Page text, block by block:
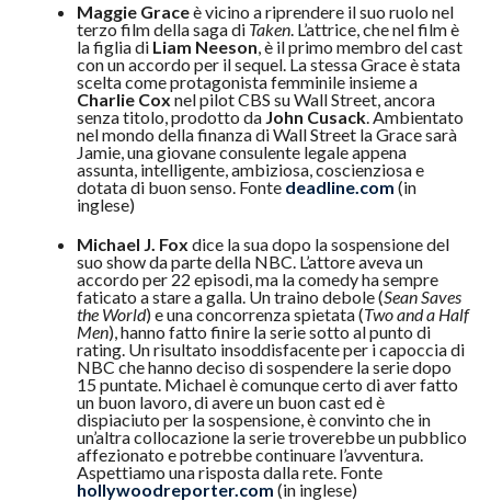
Maggie Graceè vicino a riprendere il suo ruolo nel
terzo film della saga di Taken. L’attrice, che nel film è
la figlia di Liam Neeson, è il primo membro del cast
con un accordo per il sequel. La stessa Grace è stata
scelta come protagonista femminile insieme a
Charlie Coxnel pilot CBS su Wall Street, ancora
senza titolo, prodotto da John Cusack. Ambientato
nel mondo della finanza di Wall Street la Grace sarà
Jamie, una giovane consulente legale appena
assunta, intelligente, ambiziosa, coscienziosa e
dotata di buon senso. Fonte deadline.com (in
inglese)
Michael J. Fox dice la sua dopo la sospensione del
suo show da parte della NBC. L’attore aveva un
accordo per 22 episodi, ma la comedy ha sempre
faticato a stare a galla. Un traino debole (Sean Saves
the World) e una concorrenza spietata (Two and a Half
Men), hanno fatto finire la serie sotto al punto di
rating. Un risultato insoddisfacente per i capoccia di
NBC che hanno deciso di sospendere la serie dopo
15 puntate. Michael è comunque certo di aver fatto
un buon lavoro, di avere un buon cast ed è
dispiaciuto per la sospensione, è convinto che in
un’altra collocazione la serie troverebbe un pubblico
affezionato e potrebbe continuare l’avventura.
Aspettiamo una risposta dalla rete. Fonte
hollywoodreporter.com (in inglese)